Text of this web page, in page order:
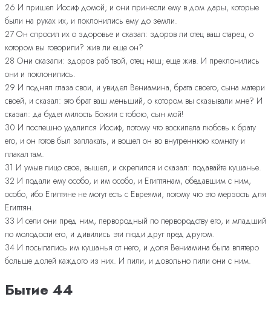
26 И пришел Иосиф домой; и они принесли ему в дом дары, которые
были на руках их, и поклонились ему до земли.
27 Он спросил их о здоровье и сказал: здоров ли отец ваш старец, о
котором вы говорили? жив ли еще он?
28 Они сказали: здоров раб твой, отец наш; еще жив. И преклонились
они и поклонились.
29 И поднял глаза свои, и увидел Вениамина, брата своего, сына матери
своей, и сказал: это брат ваш меньший, о котором вы сказывали мне? И
сказал: да будет милость Божия с тобою, сын мой!
30 И поспешно удалился Иосиф, потому что воскипела любовь к брату
его, и он готов был заплакать, и вошел он во внутреннюю комнату и
плакал там.
31 И умыв лицо свое, вышел, и скрепился и сказал: подавайте кушанье.
32 И подали ему особо, и им особо, и Египтянам, обедавшим с ним,
особо, ибо Египтяне не могут есть с Евреями, потому что это мерзость для
Египтян.
33 И сели они пред ним, первородный по первородству его, и младший
по молодости его, и дивились эти люди друг пред другом.
34 И посылались им кушанья от него, и доля Вениамина была впятеро
больше долей каждого из них. И пили, и довольно пили они с ним.
Бытие 44